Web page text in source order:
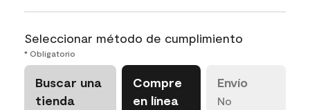
Seleccionar método de cumplimiento
* Obligatorio
Buscar una
tienda
Compre
en línea
Envío
No